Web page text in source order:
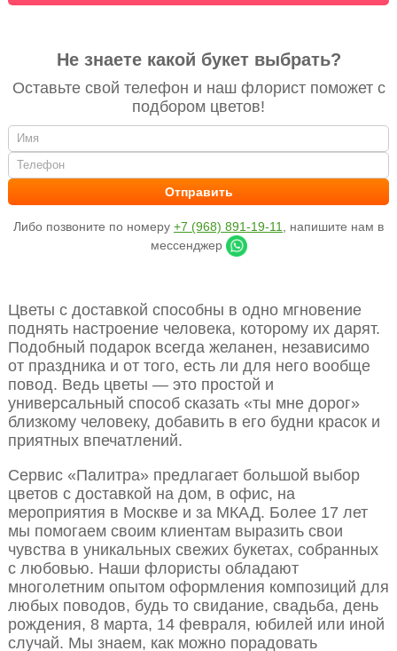
Не знаете какой букет выбрать?
Оставьте свой телефон и наш флорист поможет с
подбором цветов!
Либо позвоните по номеру +7 (968) 891-19-11
, напишите нам в
мессенджер
Цветы с доставкой способны в одно мгновение
поднять настроение человека, которому их дарят.
Подобный подарок всегда желанен, независимо
от праздника и от того, есть ли для него вообще
повод. Ведь цветы — это простой и
универсальный способ сказать «ты мне дорог»
близкому человеку, добавить в его будни красок и
приятных впечатлений.
Сервис «Палитра» предлагает большой выбор
цветов с доставкой на дом, в офис, на
мероприятия в Москве и за МКАД. Более 17 лет
мы помогаем своим клиентам выразить свои
чувства в уникальных свежих букетах, собранных
с любовью. Наши флористы обладают
многолетним опытом оформления композиций для
любых поводов, будь то свидание, свадьба, день
рождения, 8 марта, 14 февраля, юбилей или иной
случай. Мы знаем, как можно порадовать